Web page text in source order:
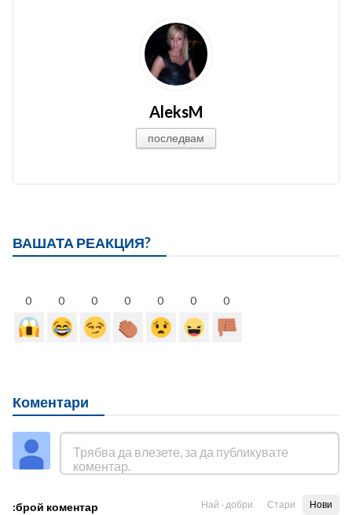
AleksM
последвам
ВАШАТА РЕАКЦИЯ?
0 0 0 0 0 0 0
Коментари
:брой коментар Най - добри Стари Нови